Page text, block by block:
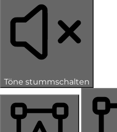
Töne stummschalten